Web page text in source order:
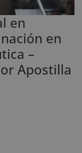
en
en
–
Apostilla